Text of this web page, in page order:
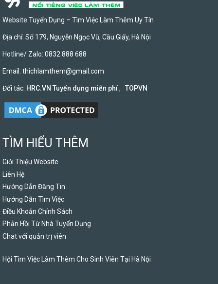
Website Tuyển Dụng – Tìm Việc Làm Thêm Uy Tín
Địa chỉ: Số 179, Nguyễn Ngọc Vũ, Cầu Giấy, Hà Nội
Hotline/ Zalo: 0832 888 688
Email: thichlamthem@gmail.com
Đối tác: HRC.VN Tuyển dụng miễn phí, TOPVN
TÌM HIỂU THÊM
Giới Thiệu Website
Liên Hệ
Hướng Dẫn Đăng Tin
Hướng Dẫn Tìm Việc
Điều Khoản Chính Sách
Phản Hồi Từ Nhà Tuyển Dụng
Chat với quản trị viên
Hội Tìm Việc Làm Thêm Cho Sinh Viên Tại Hà Nội